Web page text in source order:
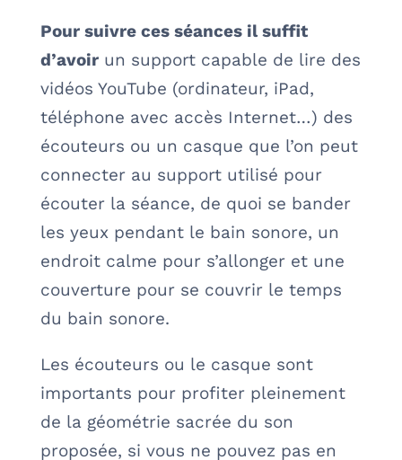
Pour suivre ces séances il suffit
d’avoirun support capable de lire des
vidéos YouTube (ordinateur, iPad,
téléphone avec accès Internet…) des
écouteurs ou un casque que l’on peut
connecter au support utilisé pour
écouter la séance, de quoi se bander
les yeux pendant le bain sonore, un
endroit calme pour s’allonger et une
couverture pour se couvrir le temps
du bain sonore.
Les écouteurs ou le casque sont
importants pour profiter pleinement
de la géométrie sacrée du son
proposée, si vous ne pouvez pas en